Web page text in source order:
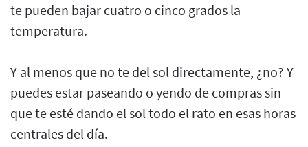
te pueden bajar cuatro o cinco grados la
temperatura.
Y al menos que no te del sol directamente, ¿no? Y
puedes estar paseando o yendo de compras sin
que te esté dando el sol todo el rato en esas horas
centrales del día.